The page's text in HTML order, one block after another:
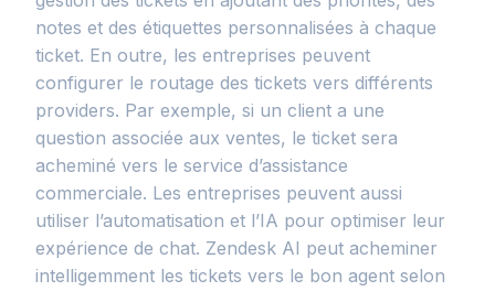
notes et des étiquettes personnalisées à chaque
ticket. En outre, les entreprises peuvent
configurer le routage des tickets vers différents
providers. Par exemple, si un client a une
question associée aux ventes, le ticket sera
acheminé vers le service d’assistance
commerciale. Les entreprises peuvent aussi
utiliser l’automatisation et l’IA pour optimiser leur
expérience de chat. Zendesk AI peut acheminer
intelligemment les tickets vers le bon agent selon